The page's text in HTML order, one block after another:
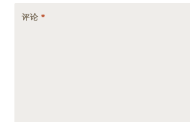
评论*